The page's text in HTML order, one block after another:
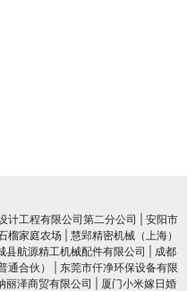
计工程有限公司第二分公司
安阳市
榴家庭农场
慧郢精密机械（上海）
县航源精工机械配件有限公司
成都
通合伙）
东莞市仟净环保设备有限
丽泽商贸有限公司
厦门小米嫁日婚